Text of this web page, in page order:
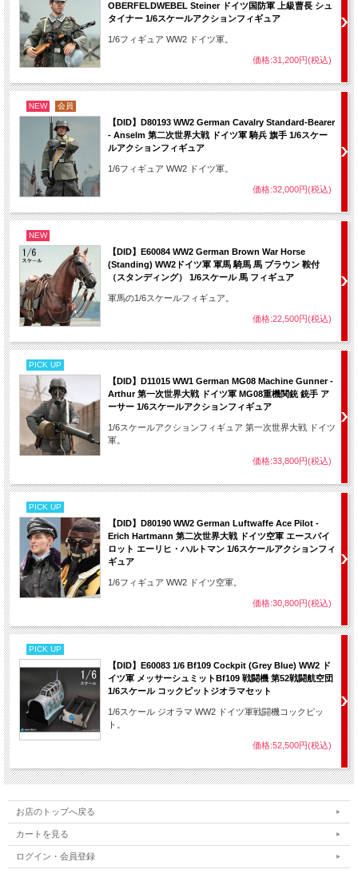
OBERFELDWEBEL Steiner ドイツ国防軍 上級曹長 シュ
タイナー 1/6スケールアクションフィギュア
1/6フィギュア WW2 ドイツ軍。
価格:31,200円(税込)
NEW 会員
【DID】D80193 WW2 German Cavalry Standard-Bearer
- Anselm 第二次世界大戦 ドイツ軍 騎兵 旗手 1/6スケー
ルアクションフィギュア
1/6フィギュア WW2 ドイツ軍。
価格:32,000円(税込)
NEW
【DID】E60084 WW2 German Brown War Horse
(Standing) WW2ドイツ軍 軍馬 騎馬 馬 ブラウン 鞍付
（スタンディング） 1/6スケール 馬 フィギュア
軍馬の1/6スケールフィギュア。
価格:22,500円(税込)
PICK UP
【DID】D11015 WW1 German MG08 Machine Gunner -
Arthur 第一次世界大戦 ドイツ軍 MG08重機関銃 銃手 ア
ーサー 1/6スケールアクションフィギュア
1/6スケールアクションフィギュア 第一次世界大戦 ドイツ
軍。
価格:33,800円(税込)
PICK UP
【DID】D80190 WW2 German Luftwaffe Ace Pilot -
Erich Hartmann 第二次世界大戦 ドイツ空軍 エースパイ
ロット エーリヒ・ハルトマン 1/6スケールアクションフィ
ギュア
1/6フィギュア WW2 ドイツ空軍。
価格:30,800円(税込)
PICK UP
【DID】E60083 1/6 Bf109 Cockpit (Grey Blue) WW2 ド
イツ軍 メッサーシュミットBf109 戦闘機 第52戦闘航空団
1/6スケール コックピットジオラマセット
1/6スケール ジオラマ WW2 ドイツ軍戦闘機コックピッ
ト。
価格:52,500円(税込)
お店のトップへ戻る
カートを見る
ログイン・会員登録